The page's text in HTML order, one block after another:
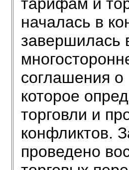
началась в
завершилась
соглашения о
которое
торговли и
конфликтов.
проведено